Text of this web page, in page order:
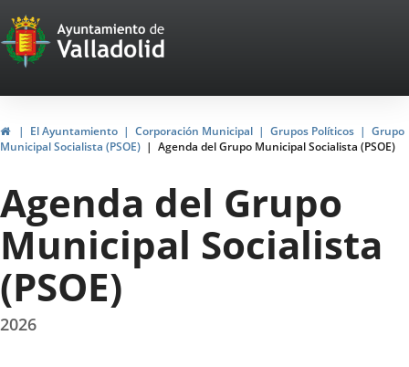
Portal
Web
del
Ayuntamiento
de
Valladolid
HomeEl Ayuntamiento Corporación Municipal Grupos Políticos
Grupo
Municipal Socialista (PSOE)
Agenda del Grupo Municipal Socialista (PSOE)
Agenda del Grupo
Municipal Socialista
(PSOE)
2026